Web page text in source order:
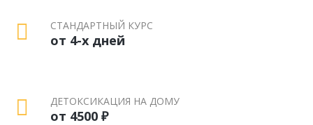
СТАНДАРТНЫЙ КУРС
от 4-х дней
ДЕТОКСИКАЦИЯ НА ДОМУ
от 4500 ₽